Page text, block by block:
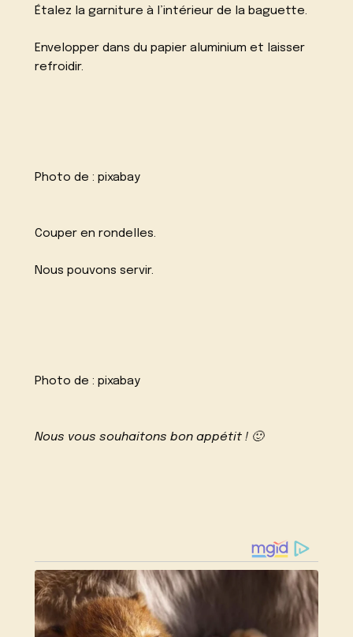
Étalez la garniture à l’intérieur de la baguette.
Envelopper dans du papier aluminium et laisser
refroidir.
Photo de :pixabay
Couper en rondelles.
Nous pouvons servir.
Photo de :pixabay
Nous vous souhaitons bon appétit ! 🙂